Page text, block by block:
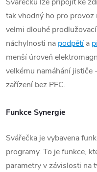
tak vhodný ho pro provoz
velmi dlouhé prodlužovací
náchylnosti na podpětía
menší úroveň
velkému namáhání jističe
zařízení bez PFC.
Funkce Synergie
Svářečka je vybavena
programy. To je funkce,
parametry v závislosti na